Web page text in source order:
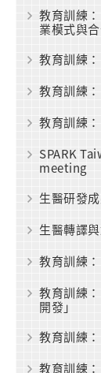
教育訓練
業模式與
教育訓練
教育訓練
教育訓練
SPARK
meeting
生醫研發
生醫轉譯
教育訓練
教育訓練
開發」
教育訓練
教育訓練